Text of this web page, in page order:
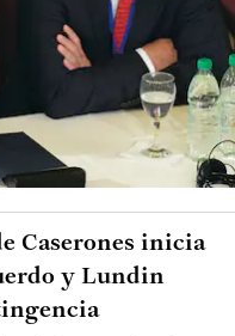
Caserones inicia
y Lundin